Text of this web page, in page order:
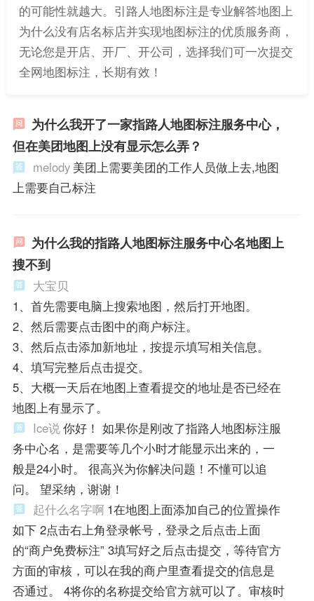
的可能性就越大。引路人地图标注是专业解答地图上
为什么没有店名标店并实现地图标注的优质服务商，
无论您是开店、开厂、开公司，选择我们可一次提交
全网地图标注，长期有效！
为什么我开了一家指路人地图标注服务中心，
但在美团地图上没有显示怎么弄？
melody 美团上需要美团的工作人员做上去,地图
上需要自己标注
为什么我的指路人地图标注服务中心名地图上
搜不到
大宝贝
1、首先需要电脑上搜索地图，然后打开地图。
2、然后需要点击图中的商户标注。
3、然后点击添加新地址，按提示填写相关信息。
4、填写完整后点击提交。
5、大概一天后在地图上查看提交的地址是否已经在
地图上有显示了。
Ice说你好！ 如果你是刚改了指路人地图标注服
务中心名，是需要等几个小时才能显示出来的，一
般是24小时。 很高兴为你解决问题！不懂可以追
问。 望采纳，谢谢！
起什么名字啊 1在地图上面添加自己的位置操作
如下 2点击右上角登录帐号，登录之后点击上面
的“商户免费标注” 3填写好之后点击提交，等待官方
方面的审核，可以在我的商户里查看提交的信息是
否通过。 4将你的名称提交给官方就可以了。审核时